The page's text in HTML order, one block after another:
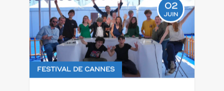
02
JUIN
FESTIVAL DE CANNES